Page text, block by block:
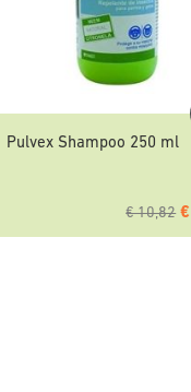
Pulvex Shampoo 250 ml
€ 10,82